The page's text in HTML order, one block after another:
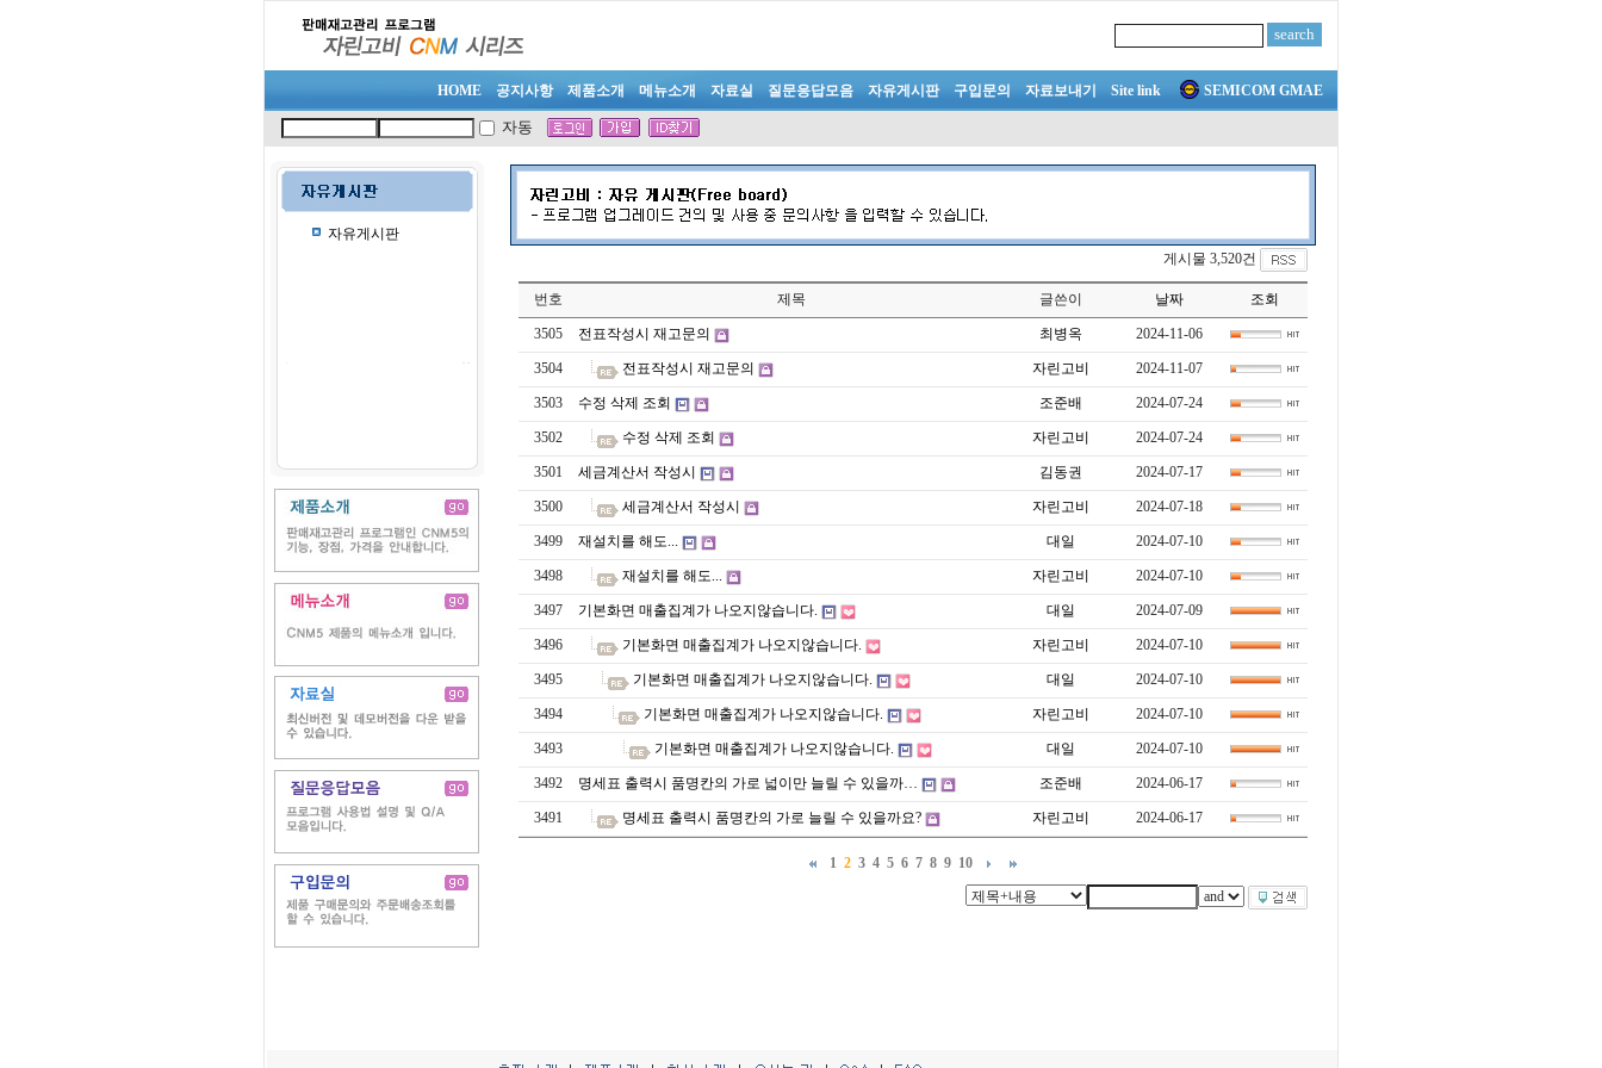
HOME 공지사항 제품소개 메뉴소개 자료실 질문응답모음 자유게시판 구입문의 자료보내기 Site link SEMICOM GMAE
자동
자유게시판
게시물 3,520건
번호 제목 글쓴이 날짜 조회
3505 전표작성시 재고문의 최병옥 2024-11-06
3504 전표작성시 재고문의 자린고비 2024-11-07
3503 수정 삭제 조회 조준배 2024-07-24
3502 수정 삭제 조회 자린고비 2024-07-24
3501 세금계산서 작성시 김동권 2024-07-17
3500 세금계산서 작성시 자린고비 2024-07-18
3499 재설치를 해도... 대일 2024-07-10
3498 재설치를 해도... 자린고비 2024-07-10
3497 기본화면 매출집계가 나오지않습니다. 대일 2024-07-09
3496 기본화면 매출집계가 나오지않습니다. 자린고비 2024-07-10
3495 기본화면 매출집계가 나오지않습니다. 대일 2024-07-10
3494 기본화면 매출집계가 나오지않습니다. 자린고비 2024-07-10
3493 기본화면 매출집계가 나오지않습니다. 대일 2024-07-10
3492 명세표 출력시 품명칸의 가로 넓이만 늘릴 수 있을까… 조준배 2024-06-17
3491 명세표 출력시 품명칸의 가로 늘릴 수 있을까요? 자린고비 2024-06-17
1 2 3 4 5 6 7 8 9 10